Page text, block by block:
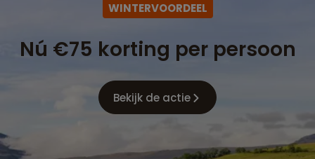
WINTERVOORDEEL
Nú €75 korting per persoon
Bekijk de actie